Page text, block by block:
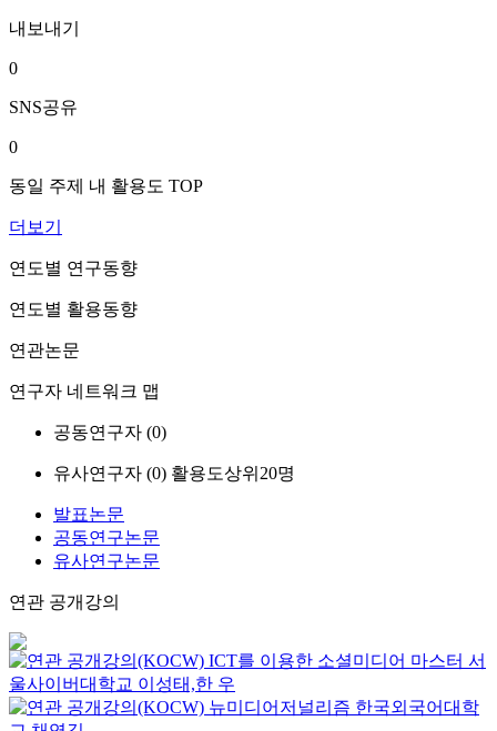
내보내기
0
SNS공유
0
동일 주제 내 활용도 TOP
더보기
연도별 연구동향
연도별 활용동향
연관논문
연구자 네트워크 맵
공동연구자 (0)
유사연구자 (0) 활용도상위20명
발표논문
공동연구논문
유사연구논문
연관 공개강의
ICT를 이용한 소셜미디어 마스터 서
울사이버대학교 이성태,한 우
뉴미디어저널리즘 한국외국어대학